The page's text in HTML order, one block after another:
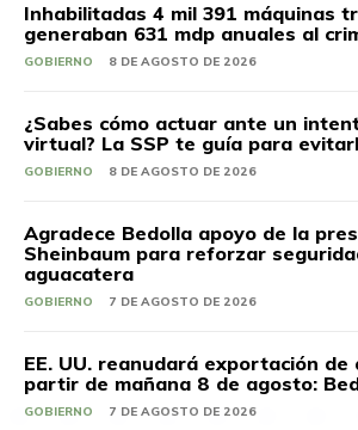
Inhabilitadas 4 mil 391 máquinas
generaban 631 mdp anuales al
GOBIERNO 8 DE AGOSTO DE 2026
¿Sabes cómo actuar ante un
virtual? La SSP te guía para
GOBIERNO 8 DE AGOSTO DE 2026
Agradece Bedolla apoyo de la
Sheinbaum para reforzar
aguacatera
GOBIERNO 7 DE AGOSTO DE 2026
EE. UU. reanudará exportación de
partir de mañana 8 de agosto:
GOBIERNO 7 DE AGOSTO DE 2026